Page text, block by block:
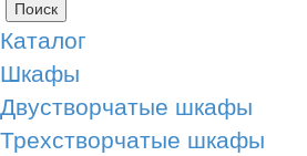
Поиск
Каталог
Шкафы
Двустворчатые шкафы
Трехстворчатые шкафы